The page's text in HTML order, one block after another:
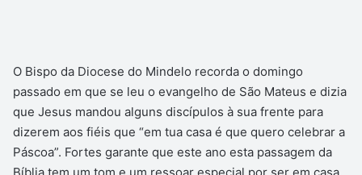
O Bispo da Diocese do Mindelo recorda o domingo
passado em que se leu o evangelho de São Mateus e dizia
que Jesus mandou alguns discípulos à sua frente para
dizerem aos fiéis que “em tua casa é que quero celebrar a
Páscoa”. Fortes garante que este ano esta passagem da